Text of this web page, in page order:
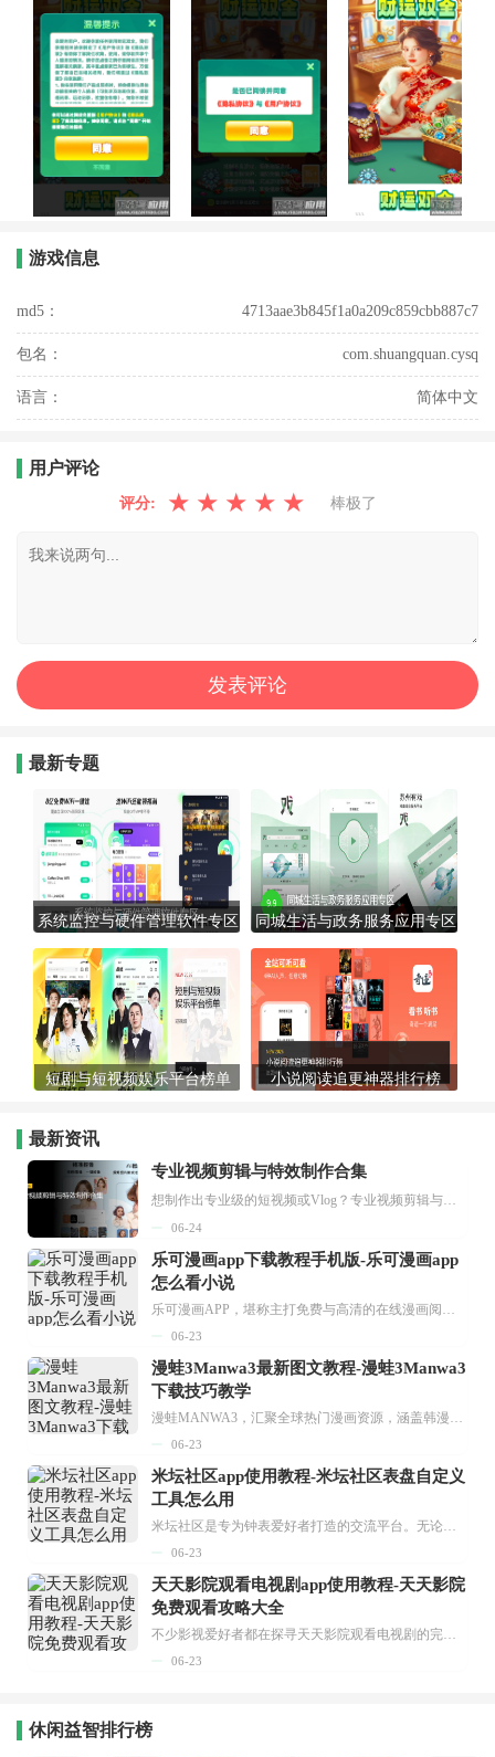
游戏信息
md5： 4713aae3b845f1a0a209c859cbb887c7
包名： com.shuangquan.cysq
语言： 简体中文
用户评论
评分: ★ ★ ★ ★ ★ 棒极了
最新专题
系统监控与硬件管理软件专区 同城生活与政务服务应用专区
短剧与短视频娱乐平台榜单 小说阅读追更神器排行榜
最新资讯
专业视频剪辑与特效制作合集
想制作出专业级的短视频或Vlog？专业视频剪辑与特效制作大全专题为你提供了从剪辑、抠像到特效包装的全套解决方案。无论是添加炫酷的片头、进行精准的视频抠图，还是制...
06-24
乐可漫画app下载教程手机版-乐可漫画app
怎么看小说
乐可漫画APP，堪称主打免费与高清的在线漫画阅读神器。其官方版提供海量完整版漫画资源，无论是国内漫画，还是日漫、韩漫、台漫、美漫等国外漫画，应有尽有，随时供你阅读。只需轻点一下，便能直接进入阅读界面。不仅如此，乐可漫画最新版本更新速度极快，在这里，你总能抢先看到全网一手漫画章节内容！...
06-23
漫蛙3Manwa3最新图文教程-漫蛙3Manwa3
下载技巧教学
漫蛙MANWA3，汇聚全球热门漫画资源，涵盖韩漫、欧美漫画、国漫等多种类型，题材丰富多样，全方位满足用户阅读喜好。它不仅是阅读平台，更是创作平台，为广大用户打造零门槛创作环境。...
06-23
米坛社区app使用教程-米坛社区表盘自定义
工具怎么用
米坛社区是专为钟表爱好者打造的交流平台。无论你是初涉钟表领域的普通爱好者，还是拥有多年收藏经验的资深玩家，都能在此找到属于自己的天地。 无需注册，就能轻松参与其中。通过专业的讨论论坛与丰富的交互功能，你可与世界各地的钟表爱好者畅快交流。若你钟情于钟表，米坛社区无疑是值得一试的理想之选。在这里，你能获取最新的手表资讯，交流见解，提升鉴赏品味，让每一块手表都成为收藏故事中重要的一部分。感兴趣的朋友，不要错过下载机会。...
06-23
天天影院观看电视剧app使用教程-天天影院
免费观看攻略大全
不少影视爱好者都在探寻天天影院观看电视剧的完整方法，结合最新平台使用规则，本篇新手入门攻略全面讲解观看渠道、检索流程、播放设置以及画面模式调整等实用内容。全文适配手机、电脑等主流设备，步骤简洁易懂，无论是初次使用的新手，还是想要优化观影体验的用户，都能参照内容快速上手，熟练掌握平台各项操作技巧，轻松畅享影视内容。...
06-23
休闲益智排行榜